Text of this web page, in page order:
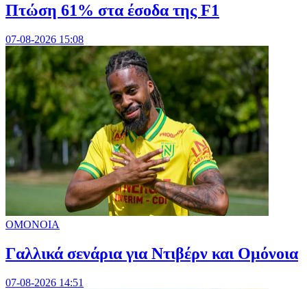
Πτώση 61% στα έσοδα της F1
07-08-2026 15:08
ΟΜΟΝΟΙΑ
Γαλλικά σενάρια για Ντιβέρν και Ομόνοια
07-08-2026 14:51